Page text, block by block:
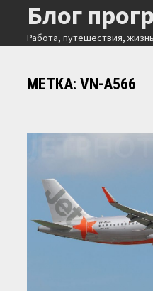
Перейти
содержимому
Блог
Работа, путешествия, жизнь
МЕТКА:VN-A566